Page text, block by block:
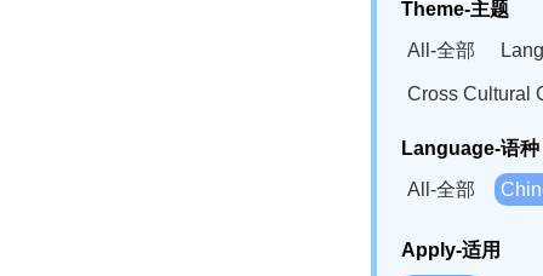
Theme-主题
All-全部
Cross Cultural
Language-语种
All-全部
Bahasa
Apply-适用